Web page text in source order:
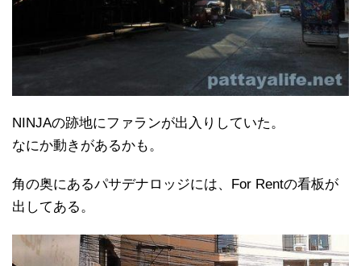
NINJAの跡地にファランが出入りしていた。
なにか動きがあるかも。
角の奥にあるパサデナロッジには、For Rentの看板が
出してある。